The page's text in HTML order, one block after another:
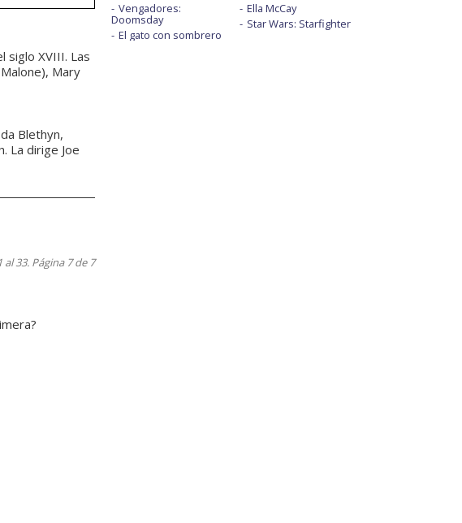
siglo XVIII. Las
Mary
Blethyn,
La dirige Joe
33. Página 7 de 7
Vengadores:
Doomsday
El gato con sombrero
Ella McCay
Star Wars: Starfighter